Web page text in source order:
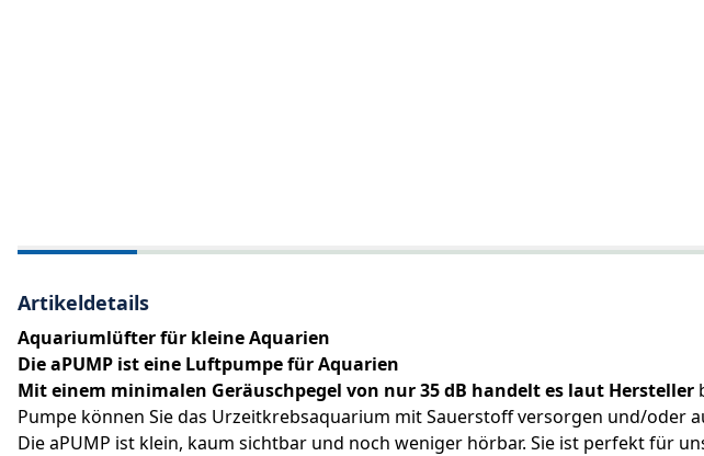
Artikeldetails
Aquariumlüfter für kleine Aquarien
Die aPUMP ist eine Luftpumpe für Aquarien
Mit einem minimalen Geräuschpegel von nur 35 dB handelt es laut Hersteller
Pumpe können Sie das Urzeitkrebsaquarium mit Sauerstoff versorgen und/oder
Die aPUMP ist klein, kaum sichtbar und noch weniger hörbar. Sie ist perfekt für